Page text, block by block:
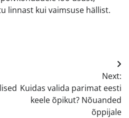
linnast kui vaimsuse hällist.
Next:
Kuidas valida parimat eesti
keele õpikut? Nõuanded
õppijale